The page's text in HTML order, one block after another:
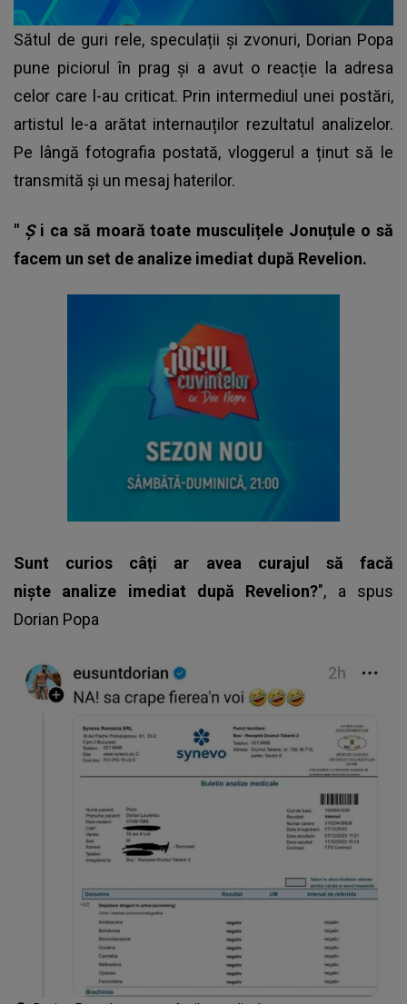
Sătul de guri rele, speculații și zvonuri, Dorian Popa
pune piciorul în prag și a avut o reacție la adresa
celor care l-au criticat. Prin intermediul unei postări,
artistul le-a arătat internauților rezultatul analizelor.
Pe lângă fotografia postată, vloggerul a ținut să le
transmită și un mesaj haterilor.
" Ș i ca să moară toate musculițele Jonuțule o să
facem un set de analize imediat după Revelion.
Sunt curios câți ar avea curajul să facă
niște analize imediat după Revelion?", a spus
Dorian Popa